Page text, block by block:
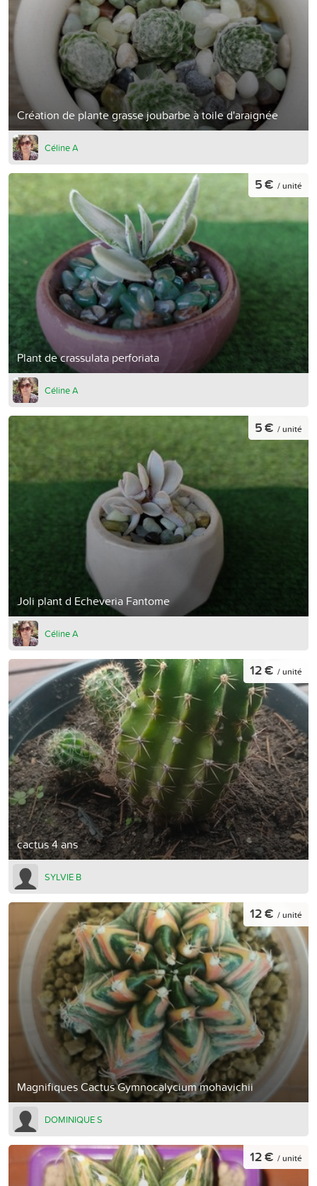
Création de plante grasse joubarbe à toile d'araignée
Céline A
Plant de crassulata perforiata
5 € / unité
Céline A
Joli plant d Echeveria Fantome
5 € / unité
Céline A
cactus 4 ans
12 € / unité
SYLVIE B
Magnifiques Cactus Gymnocalycium mohavichii
12 € / unité
DOMINIQUE S
12 € / unité